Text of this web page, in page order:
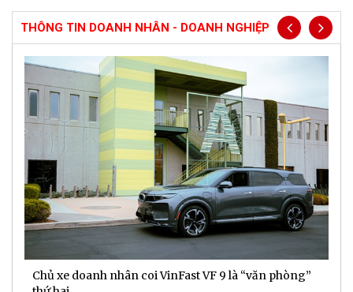
THÔNG TIN DOANH NHÂN - DOANH NGHIỆP
Chủ xe doanh nhân coi VinFast VF 9 là “văn phòng”